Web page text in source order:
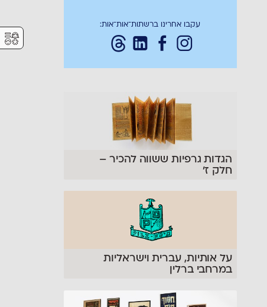
עקבו אחרינו ברשתות־אות־אות:
הגדות גרפיות ששווה להכיר –
חלק ז׳
על אותיות, עברית וישראליות
במרחבי ברלין
⚥︎